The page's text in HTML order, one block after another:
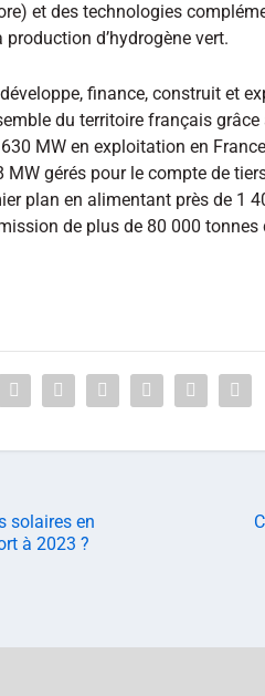
et des technologies
d’hydrogène vert.
finance, construit et
du territoire français grâce
MW en exploitation en
MW gérés pour le compte de
plan en alimentant près de 1
de plus de 80 000 tonnes
solaires en
à 2023 ?